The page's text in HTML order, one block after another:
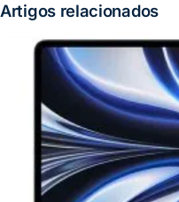
Artigos relacionados